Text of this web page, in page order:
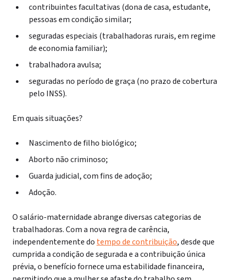
contribuintes facultativas (dona de casa, estudante,
pessoas em condição similar;
seguradas especiais (trabalhadoras rurais, em regime
de economia familiar);
trabalhadora avulsa;
seguradas no período de graça (no prazo de cobertura
pelo INSS).
Em quais situações?
Nascimento de filho biológico;
Aborto não criminoso;
Guarda judicial, com fins de adoção;
Adoção.
O salário-maternidade abrange diversas categorias de
trabalhadoras.Com a nova regra de carência,
independentemente do tempo de contribuição,desde que
cumprida a condição de segurada e a contribuição única
prévia,o benefício fornece uma estabilidade financeira,